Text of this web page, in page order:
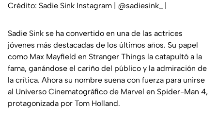
Crédito: Sadie Sink Instagram | @sadiesink_ |
Sadie Sink se ha convertido en una de las actrices
jóvenes más destacadas de los últimos años. Su papel
como Max Mayfield en Stranger Things la catapultó a la
fama, ganándose el cariño del público y la admiración de
la crítica. Ahora su nombre suena con fuerza para unirse
al Universo Cinematográfico de Marvel en Spider-Man 4,
protagonizada por Tom Holland.